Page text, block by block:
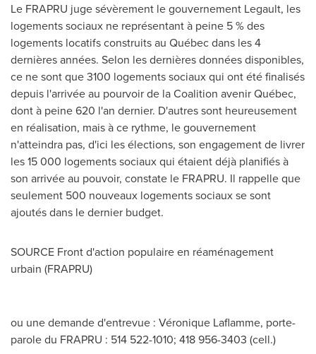
Le FRAPRU juge sévèrement le gouvernement Legault, les
logements sociaux ne représentant à peine 5 % des
logements locatifs construits au Québec dans les 4
dernières années. Selon les dernières données disponibles,
ce ne sont que 3100 logements sociaux qui ont été finalisés
depuis l'arrivée au pourvoir de la Coalition avenir Québec,
dont à peine 620 l'an dernier. D'autres sont heureusement
en réalisation, mais à ce rythme, le gouvernement
n'atteindra pas, d'ici les élections, son engagement de livrer
les 15 000 logements sociaux qui étaient déjà planifiés à
son arrivée au pouvoir, constate le FRAPRU. Il rappelle que
seulement 500 nouveaux logements sociaux se sont
ajoutés dans le dernier budget.
SOURCE Front d'action populaire en réaménagement
urbain (FRAPRU)
ou une demande d'entrevue : Véronique Laflamme, porte-
parole du FRAPRU : 514 522-1010; 418 956-3403 (cell.)